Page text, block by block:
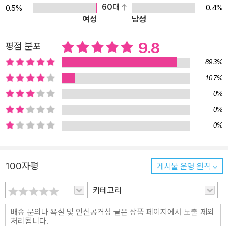
에게 영어 자신감을 키워주세요! >> 매일이 ‘반복’되는 육아는 최적
의 영어회화 환경입니다! 영어를 잘하려면 ‘반복’하면 됩니다. 같은 문
장을 여러 번 반복해서 내 것으로 만들면 됩니다. 그런데 생각해 보세
요. 엄마와 아이들의 일상은 매일이 ‘반복’이죠? 깨우고, 먹이고, 안아
주고, 씻기고, 재우는 ‘상황’과 그때 하는 ‘말’이 매일 반복됩니다. 따
라서 엄마와 아이들의 일상은 영어회화를 연습하기에 최적의 환경입
니다. ‘일어나서 잠들 때까지’ 매일 반복되는 일상을 영어로 익혀보세
요. >> 매일이 ‘반복’되는 육아는 최적의 영어회화 환경입니다! 영어
를 잘하려면 ‘반복’하면 됩니다. 같은 문장을 여러 번 반복해서 내 것
으로 만들면 됩니다. 그런데 생각해 보세요. 엄마와 아이들의 일상은
같은 말의 ‘반복’입니다. 그러니 단언컨대 육아야말로 영어회화를 연
습하는 데 있어 최적의 학습환경입니다. ‘일어나서 잠들 때까지’ 매일
반복되는 일상을 영어로 익혀보세요. >> 우선 딱 800문장만 외워봅
시다! 엄마표 생활영어 구구단! 수학에는 구구단이 있어 복잡한 계산
도 척척 해내는데, 왜 영어는 늘 맨땅에 헤딩하는 심정이 들까요? 그
0.5%
60대
0.4%
여성
남성
평점 분포 9.8
89.3%
10.7%
0%
0%
0%
100자평 게시물 운영 원칙
카테고리